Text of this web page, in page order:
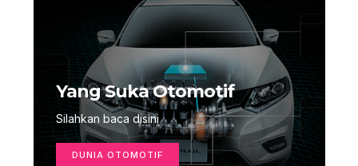
Yang Suka Otomotif
Silahkan baca disini
DUNIA OTOMOTIF